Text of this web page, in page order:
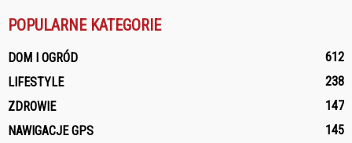
POPULARNE KATEGORIE
DOM I OGRÓD
612
LIFESTYLE
238
ZDROWIE
147
NAWIGACJE GPS
145